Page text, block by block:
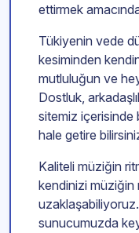
ettirmek
Tükiyenin vede
kesiminden
mutluluğun ve
Dostluk,
sitemiz içerisinde
hale getire
Kaliteli müziğin
kendinizi müziğin
sunucumuzda